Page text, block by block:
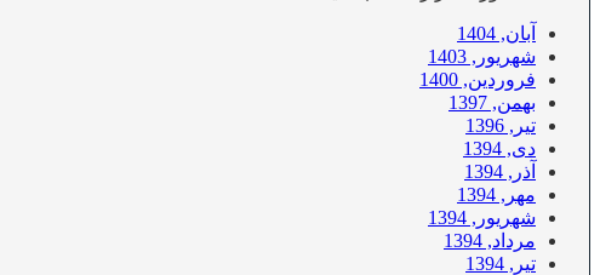
آبان, 1404
شهریور, 1403
فروردین, 1400
بهمن, 1397
تیر, 1396
دی, 1394
آذر, 1394
مهر, 1394
شهریور, 1394
مرداد, 1394
تیر, 1394